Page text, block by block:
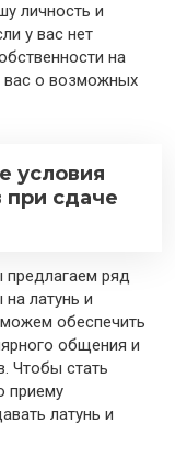
личность и
у вас нет
на
вас о возможных
условия
при сдаче
ряд
латунь и
обеспечить
общения и
Чтобы стать
приему
латунь и